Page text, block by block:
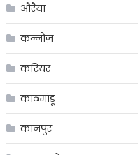
औरैया
कन्नौज़
करियर
काठमांडू
कानपुर